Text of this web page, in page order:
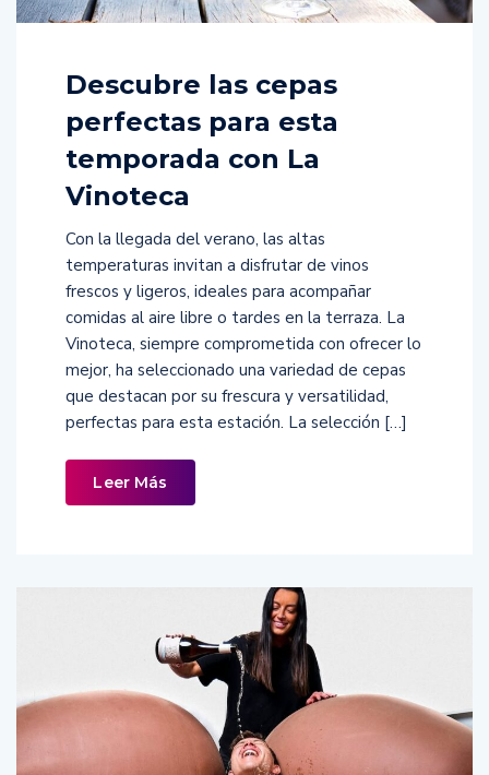
Descubre las cepas
perfectas para esta
temporada con La
Vinoteca
Con la llegada del verano, las altas
temperaturas invitan a disfrutar de vinos
frescos y ligeros, ideales para acompañar
comidas al aire libre o tardes en la terraza. La
Vinoteca, siempre comprometida con ofrecer lo
mejor, ha seleccionado una variedad de cepas
que destacan por su frescura y versatilidad,
perfectas para esta estación. La selección […]
Leer Más